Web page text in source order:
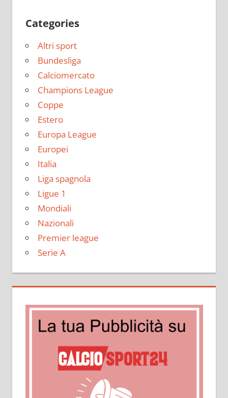
Categories
Altri sport
Bundesliga
Calciomercato
Champions League
Coppe
Estero
Europa League
Europei
Italia
Liga spagnola
Ligue 1
Mondiali
Nazionali
Premier league
Serie A